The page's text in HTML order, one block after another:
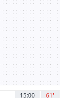
15:00 61'